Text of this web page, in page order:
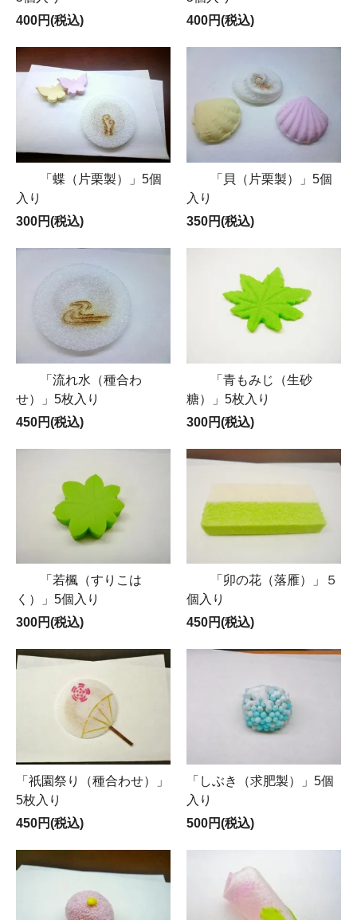
400円(税込)
400円(税込)
「蝶（片栗製）」5個
入り
300円(税込)
「貝（片栗製）」5個
入り
350円(税込)
「流れ水（種合わ
せ）」5枚入り
450円(税込)
「青もみじ（生砂
糖）」5枚入り
300円(税込)
「若楓（すりこは
く）」5個入り
300円(税込)
「卯の花（落雁）」５
個入り
450円(税込)
「祇園祭り（種合わせ）」
5枚入り
450円(税込)
「しぶき（求肥製）」5個
入り
500円(税込)